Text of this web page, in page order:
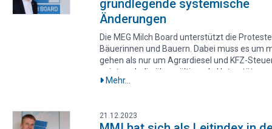
grundlegende systemische
Änderungen
Die MEG Milch Board unterstützt die
Bäuerinnen und Bauern. Dabei muss es um
gehen als nur um Agrardiesel und KFZ-
zeigt auch die überwältigende
Bevölkerung und vieler anderer Branchen.
Mehr...
21.12.2023